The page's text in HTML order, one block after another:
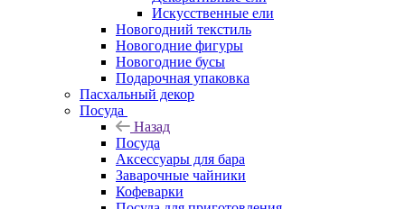
Искусственные ели
Новогодний текстиль
Новогодние фигуры
Новогодние бусы
Подарочная упаковка
Пасхальный декор
Посуда
Назад
Посуда
Аксессуары для бара
Заварочные чайники
Кофеварки